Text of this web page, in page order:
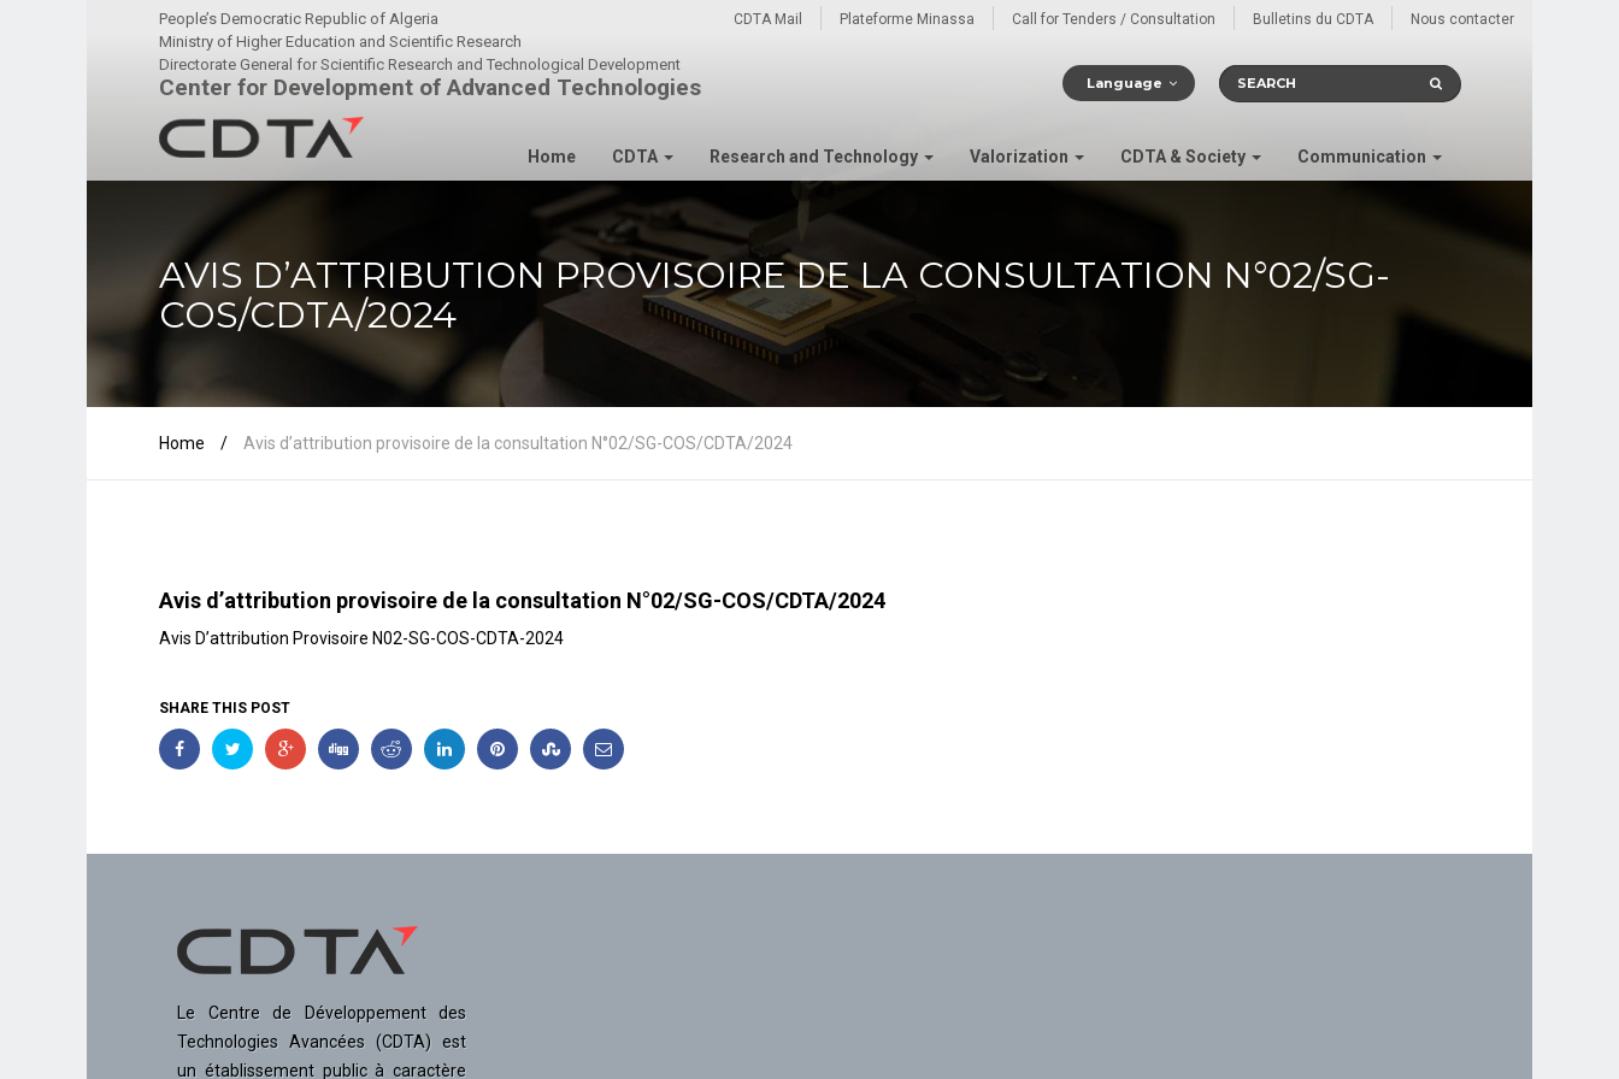
Nous contacter
Bulletins du CDTA
Call for Tenders / Consultation
Plateforme Minassa
CDTA Mail
Language
People’s Democratic Republic of Algeria
Ministry of Higher Education and Scientific Research
Directorate General for Scientific Research and Technological Development
Center for Development of Advanced Technologies
Home CDTA Research and Technology Valorization CDTA & Society Communication
AVIS D’ATTRIBUTION PROVISOIRE DE LA CONSULTATION N°02/SG-
COS/CDTA/2024
Home / Avis d’attribution provisoire de la consultation N°02/SG-COS/CDTA/2024
Avis d’attribution provisoire de la consultation N°02/SG-COS/CDTA/2024
Avis D’attribution Provisoire N02-SG-COS-CDTA-2024
SHARE THIS POST
Le Centre de Développement des
Technologies Avancées (CDTA) est
un établissement public à caractère